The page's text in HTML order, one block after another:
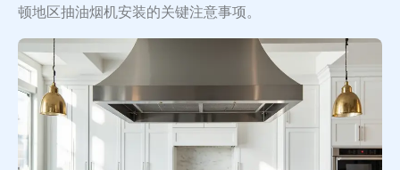
顿地区抽油烟机安装的关键注意事项。